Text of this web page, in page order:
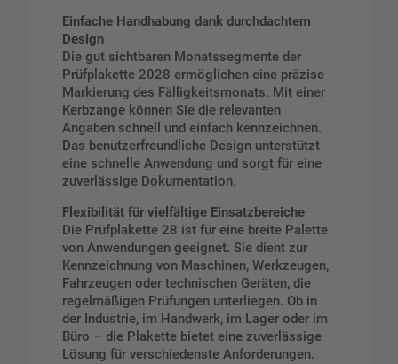
Einfache Handhabung dank durchdachtem
Design
Die gut sichtbaren Monatssegmente der
Prüfplakette 2028 ermöglichen eine präzise
Markierung des Fälligkeitsmonats. Mit einer
Kerbzange können Sie die relevanten
Angaben schnell und einfach kennzeichnen.
Das benutzerfreundliche Design unterstützt
eine schnelle Anwendung und sorgt für eine
zuverlässige Dokumentation.
Flexibilität für vielfältige Einsatzbereiche
Die Prüfplakette 28 ist für eine breite Palette
von Anwendungen geeignet. Sie dient zur
Kennzeichnung von Maschinen, Werkzeugen,
Fahrzeugen oder technischen Geräten, die
regelmäßigen Prüfungen unterliegen. Ob in
der Industrie, im Handwerk, im Lager oder im
Büro – die Plakette bietet eine zuverlässige
Lösung für verschiedenste Anforderungen.